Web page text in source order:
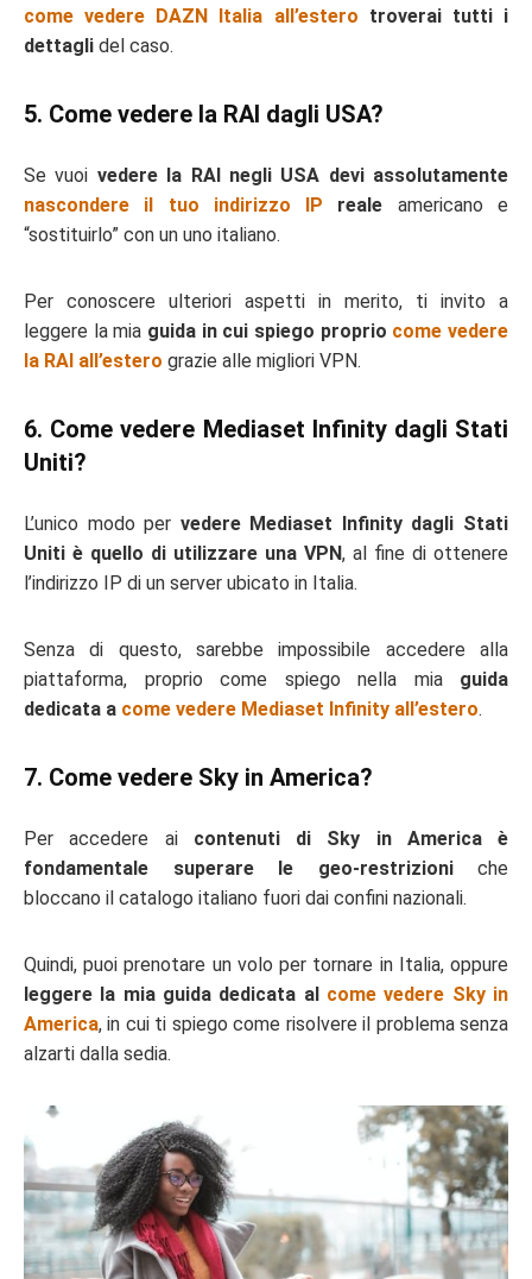
come vedere DAZN Italia all’estero troverai tutti i
dettagli del caso.
5. Come vedere la RAI dagli USA?
Se vuoi vedere la RAI negli USA devi assolutamente
nascondere il tuo indirizzo IP reale americano e
“sostituirlo” con un uno italiano.
Per conoscere ulteriori aspetti in merito, ti invito a
leggere la mia guida in cui spiego proprio come vedere
la RAI all’estero grazie alle migliori VPN.
6. Come vedere Mediaset Infinity dagli Stati
Uniti?
L’unico modo per vedere Mediaset Infinity dagli Stati
Uniti è quello di utilizzare una VPN, al fine di ottenere
l’indirizzo IP di un server ubicato in Italia.
Senza di questo, sarebbe impossibile accedere alla
piattaforma, proprio come spiego nella mia guida
dedicata a come vedere Mediaset Infinity all’estero.
7. Come vedere Sky in America?
Per accedere ai contenuti di Sky in America è
fondamentale superare le geo-restrizioniche
bloccano il catalogo italiano fuori dai confini nazionali.
Quindi, puoi prenotare un volo per tornare in Italia, oppure
leggere la mia guida dedicata al come vedere Sky in
America, in cui ti spiego come risolvere il problema senza
alzarti dalla sedia.